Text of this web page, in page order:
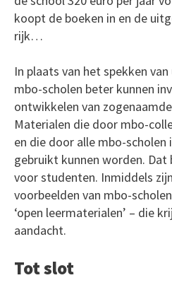
koopt de boeken in en de
rijk…
In plaats van het spekken
mbo-scholen beter kunnen
ontwikkelen van
Materialen die door mbo-
en die door alle mbo-scholen
gebruikt kunnen worden.
voor studenten. Inmiddels
voorbeelden van mbo-
‘open leermaterialen’ – die
aandacht.
Tot slot